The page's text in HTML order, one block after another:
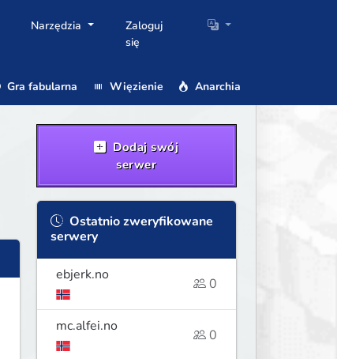
Narzędzia
Zaloguj
się
Gra fabularna Więzienie Anarchia
Dodaj swój
serwer
Ostatnio zweryfikowane
serwery
ebjerk.no
0
mc.alfei.no
0